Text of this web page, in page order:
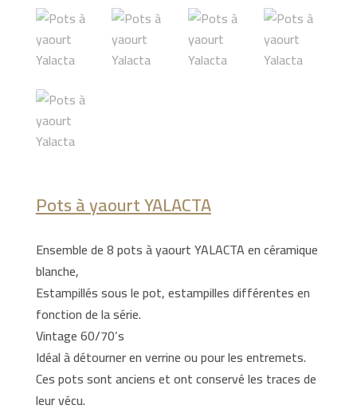
Pots à yaourt YALACTA
Ensemble de 8 pots à yaourt YALACTA en céramique
blanche,
Estampillés sous le pot, estampilles différentes en
fonction de la série.
Vintage 60/70’s
Idéal à détourner en verrine ou pour les entremets.
Ces pots sont anciens et ont conservé les traces de
leur vécu.